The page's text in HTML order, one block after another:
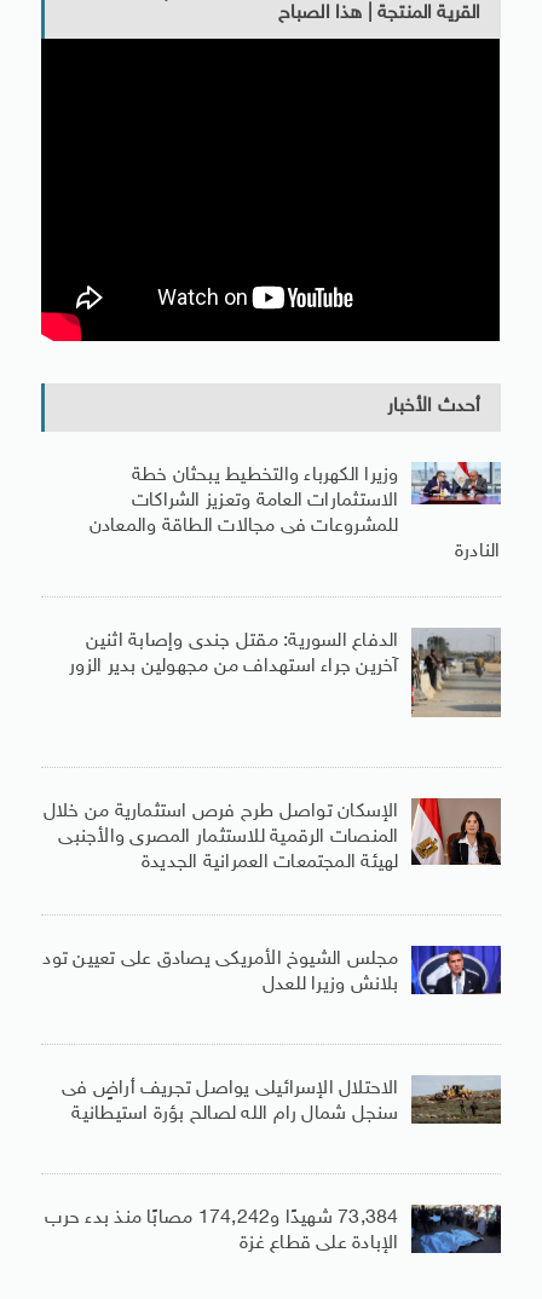
القرية المنتجة | هذا الصباح
أحدث الأخبار
وزيرا الكهرباء والتخطيط يبحثان خطة
الاستثمارات العامة وتعزيز الشراكات
للمشروعات فى مجالات الطاقة والمعادن
النادرة
الدفاع السورية: مقتل جندى وإصابة اثنين
آخرين جراء استهداف من مجهولين بدير الزور
الإسكان تواصل طرح فرص استثمارية من خلال
المنصات الرقمية للاستثمار المصرى والأجنبى
لهيئة المجتمعات العمرانية الجديدة
مجلس الشيوخ الأمريكى يصادق على تعيين تود
بلانش وزيرا للعدل
الاحتلال الإسرائيلى يواصل تجريف أراضٍ فى
سنجل شمال رام الله لصالح بؤرة استيطانية
73,384 شهيدًا و174,242 مصابًا منذ بدء حرب
الإبادة على قطاع غزة